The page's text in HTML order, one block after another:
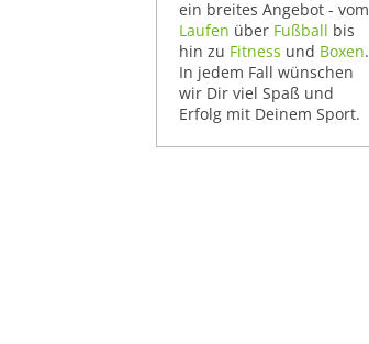
ein breites Angebot - vom
Laufen über Fußball bis
hin zu Fitness und Boxen.
In jedem Fall wünschen
wir Dir viel Spaß und
Erfolg mit Deinem Sport.